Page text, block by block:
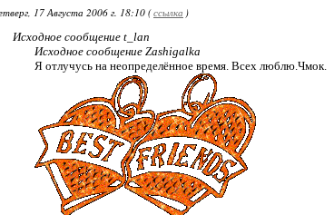
17 Августа 2006 г. 18:10 (ссылка )
Исходное сообщение t_lan
Исходное сообщение Zashigalka
Я отлучусь на неопределённое время. Всех люблю.Чмок.